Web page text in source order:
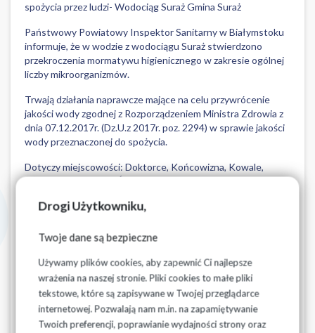
Drogi Użytkowniku,
Twoje dane są bezpieczne
Używamy plików cookies, aby zapewnić Ci najlepsze
wrażenia na naszej stronie. Pliki cookies to małe pliki
tekstowe, które są zapisywane w Twojej przeglądarce
internetowej. Pozwalają nam m.in. na zapamiętywanie
Twoich preferencji, poprawianie wydajności strony oraz
spożycia przez ludzi- Wodociąg Suraż Gmina Suraż
Państwowy Powiatowy Inspektor Sanitarny w Białymstoku
informuje, że w wodzie z wodociągu Suraż stwierdzono
przekroczenia mormatywu higienicznego w zakresie ogólnej
liczby mikroorganizmów.
Trwają działania naprawcze mające na celu przywrócenie
jakości wody zgodnej z Rozporządzeniem Ministra Zdrowia z
dnia 07.12.2017r. (Dz.U.z 2017r. poz. 2294) w sprawie jakości
wody przeznaczonej do spożycia.
Dotyczy miejscowości: Doktorce, Końcowizna, Kowale,
Lesznia, Rynki, Suraż, Średzińskie, Zawyki, Zawyki Ferma,
Dołki, Czaczki Małe, Czaczki Wielkie.
W załączeniu Komunikat Państwowego Powiatowego
Pliki do pobrania